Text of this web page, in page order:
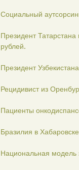
Социальный
Президент
рублей.
Президент
Рецидивист из
Пациенты
Бразилия в
Национальная модель